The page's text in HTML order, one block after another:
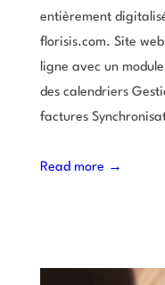
entièrement
florisis.com. Site
ligne avec un
des calendriers
factures
Read more →